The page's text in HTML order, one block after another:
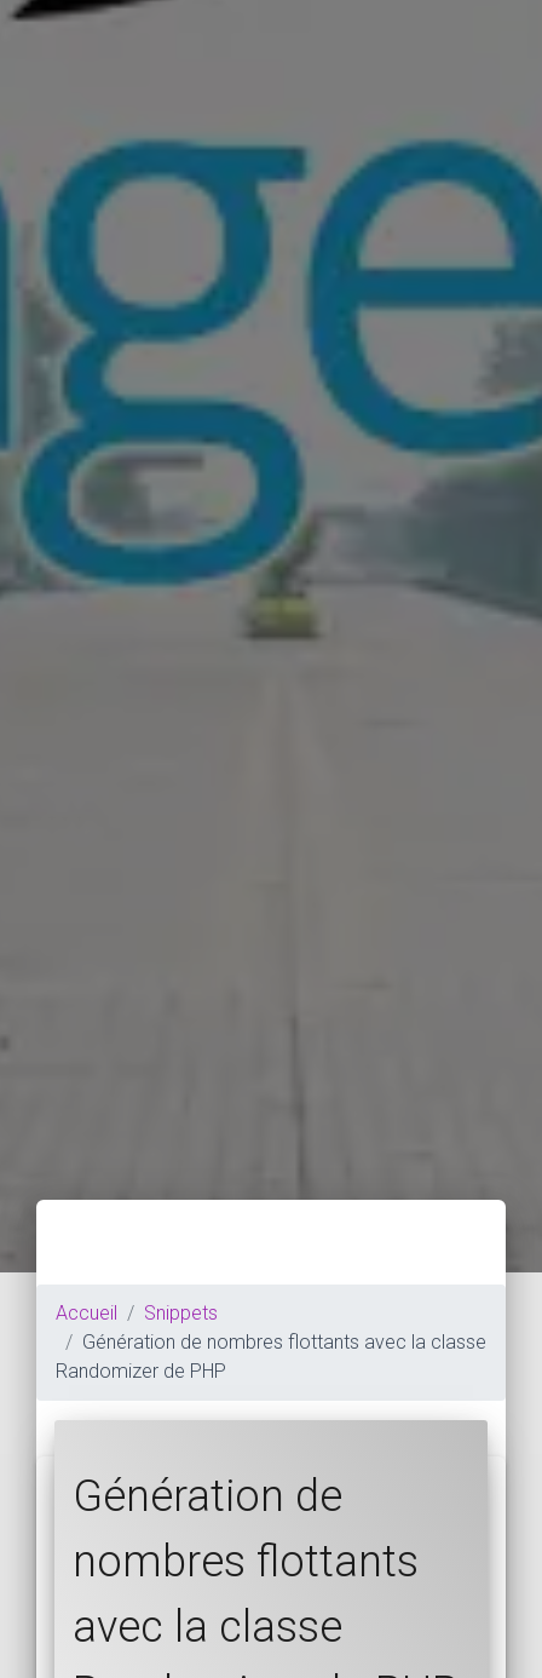
Accueil
Snippets
Génération de nombres flottants avec la classe
Randomizer de PHP
Génération de
nombres flottants
avec la classe